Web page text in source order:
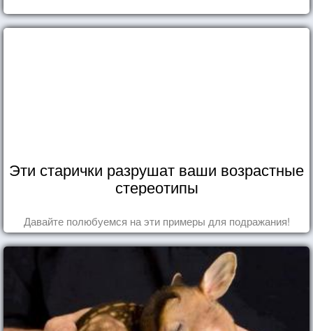
Эти старички разрушат ваши возрастные
стереотипы
Давайте полюбуемся на эти примеры для подражания!